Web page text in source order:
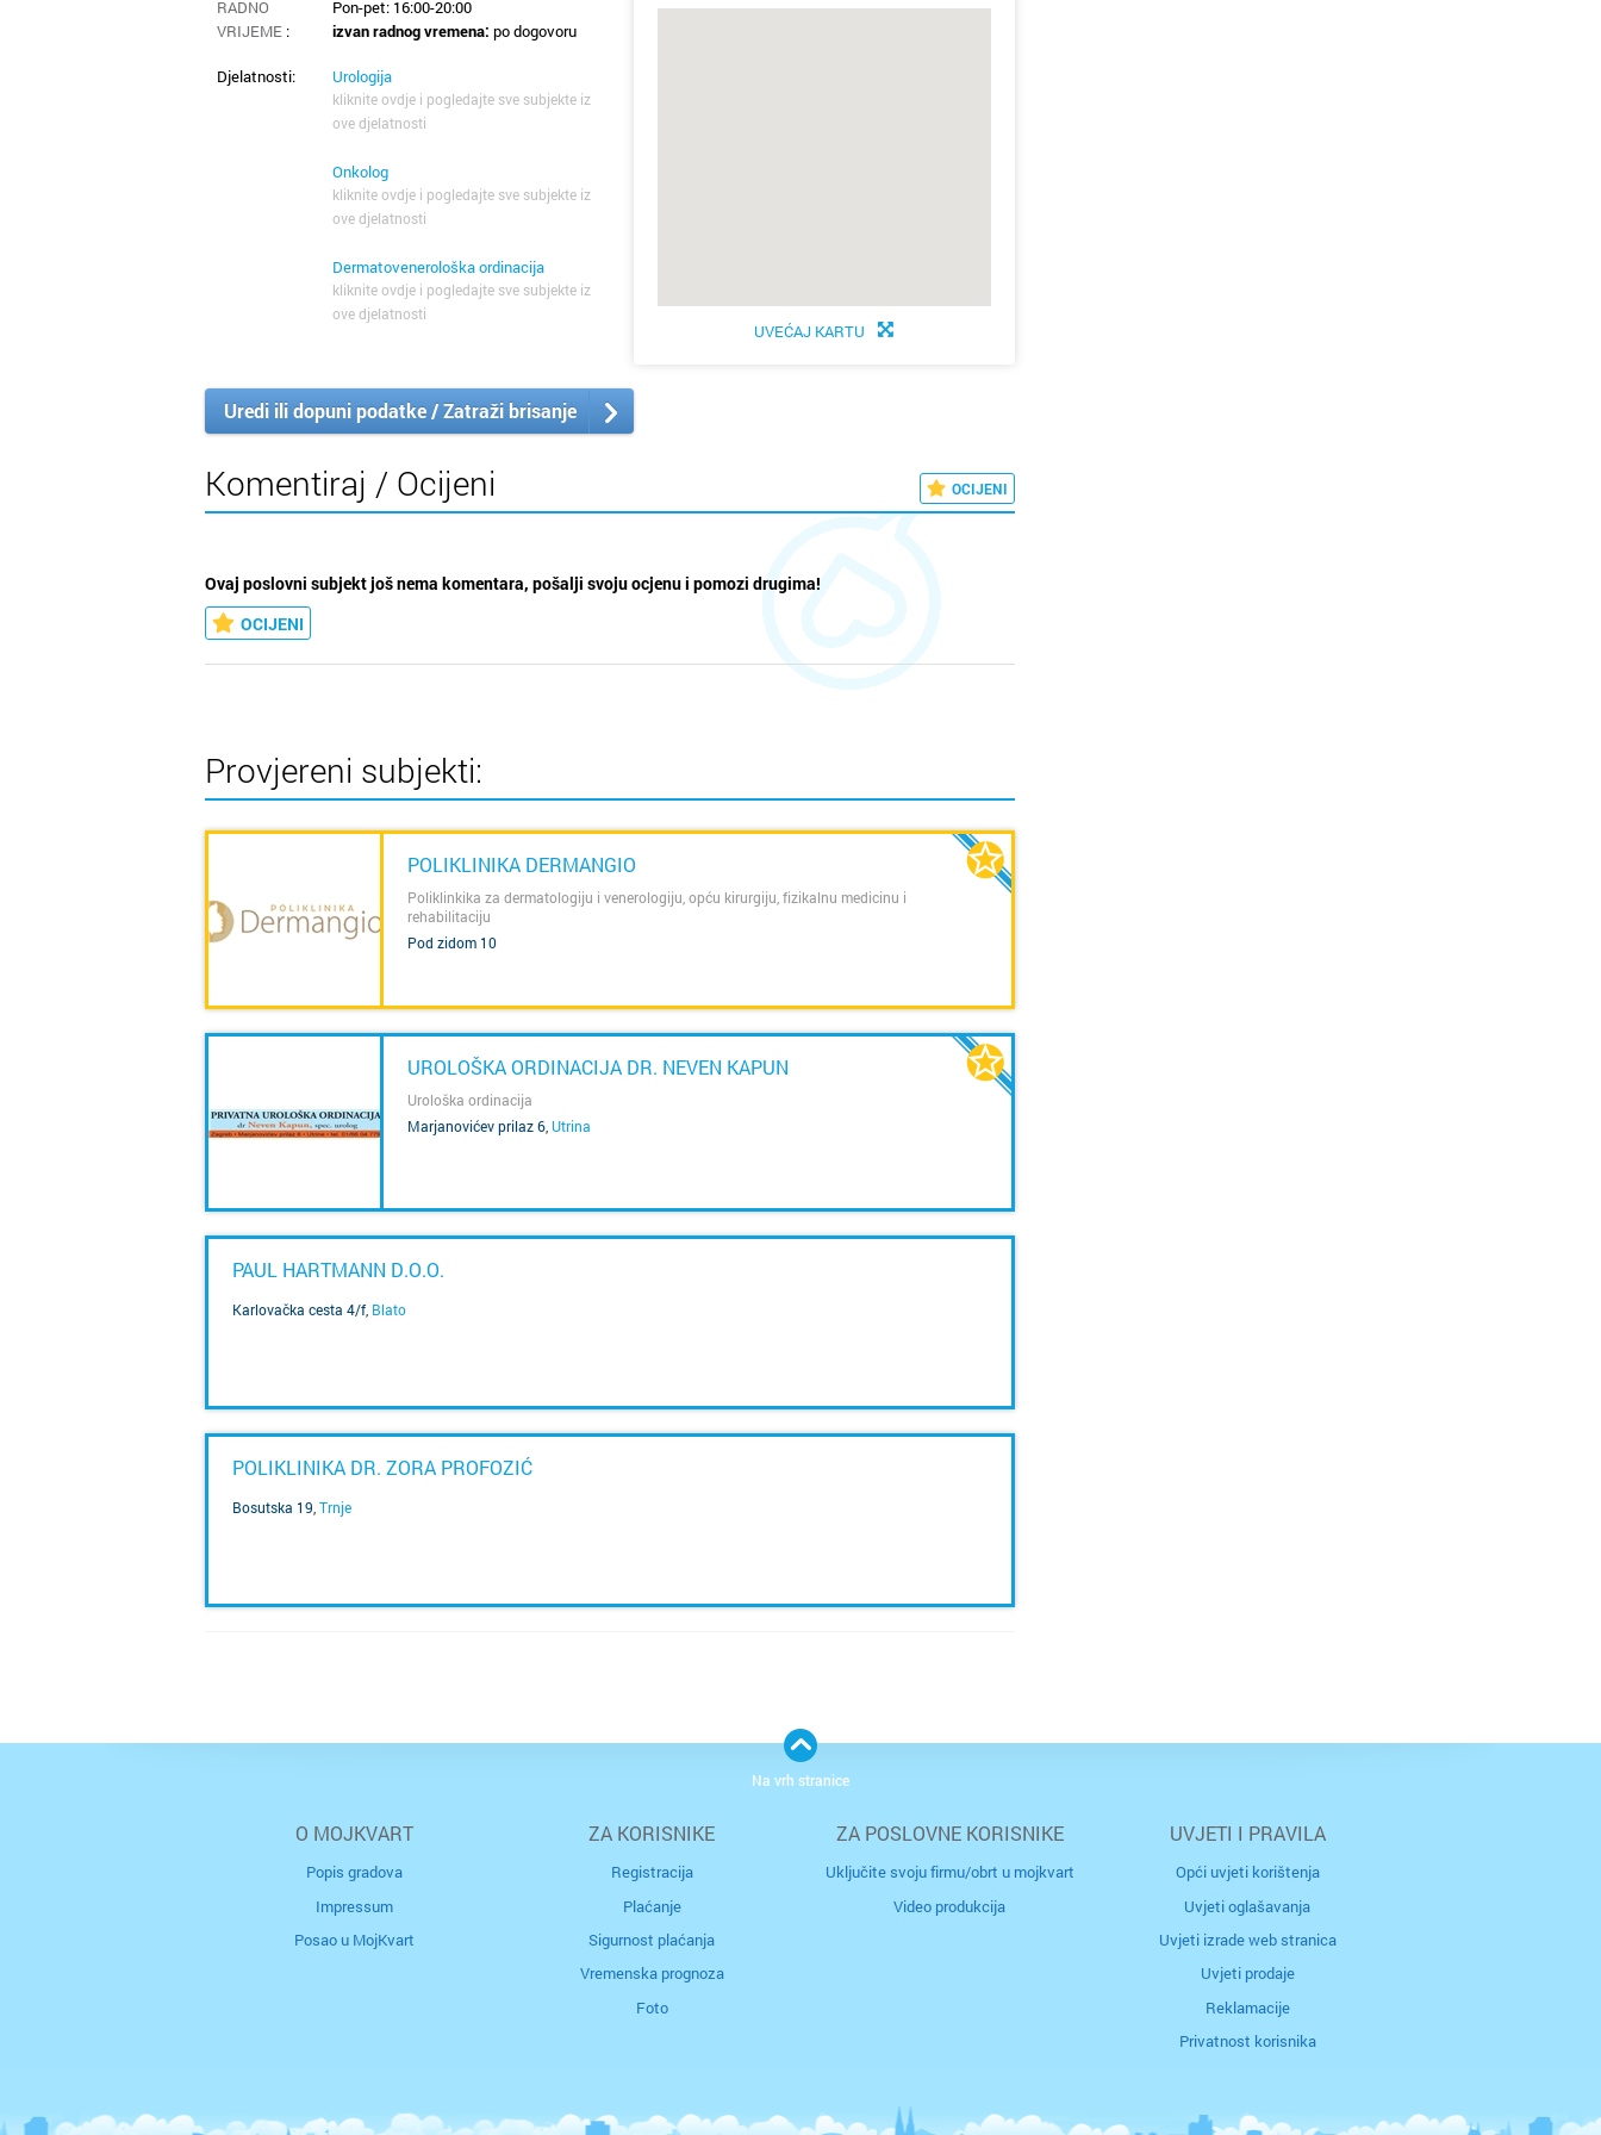
RADNO
VRIJEME :
Pon-pet: 16:00-20:00
izvan radnog vremena: po dogovoru
Djelatnosti: Urologija
kliknite ovdje i pogledajte sve subjekte iz
ove djelatnosti
Onkolog
kliknite ovdje i pogledajte sve subjekte iz
ove djelatnosti
Dermatovenerološka ordinacija
kliknite ovdje i pogledajte sve subjekte iz
ove djelatnosti
UVEĆAJ KARTU
Uredi ili dopuni podatke / Zatraži brisanje
Komentiraj / Ocijeni OCIJENI
Ovaj poslovni subjekt još nema komentara, pošalji svoju ocjenu i pomozi drugima!
OCIJENI
Provjereni subjekti:
POLIKLINIKA DERMANGIO
Poliklinkika za dermatologiju i venerologiju, opću kirurgiju, fizikalnu medicinu i
rehabilitaciju
Pod zidom 10
SAZNAJ VIŠE
UROLOŠKA ORDINACIJA DR. NEVEN KAPUN
Urološka ordinacija
Marjanovićev prilaz 6 Utrina
PAUL HARTMANN D.O.O.
Karlovačka cesta 4/f, Blato
POLIKLINIKA DR. ZORA PROFOZIĆ
Bosutska 19 Trnje
O MOJKVART
Popis gradova
Impressum
Posao u MojKvart
ZA KORISNIKE
Registracija
Plaćanje
Sigurnost plaćanja
Vremenska prognoza
Foto
ZA POSLOVNE KORISNIKE
Uključite svoju firmu/obrt u mojkvart
Video produkcija
UVJETI I PRAVILA
Opći uvjeti korištenja
Uvjeti oglašavanja
Uvjeti izrade web stranica
Uvjeti prodaje
Reklamacije
Privatnost korisnika
Na vrh stranice